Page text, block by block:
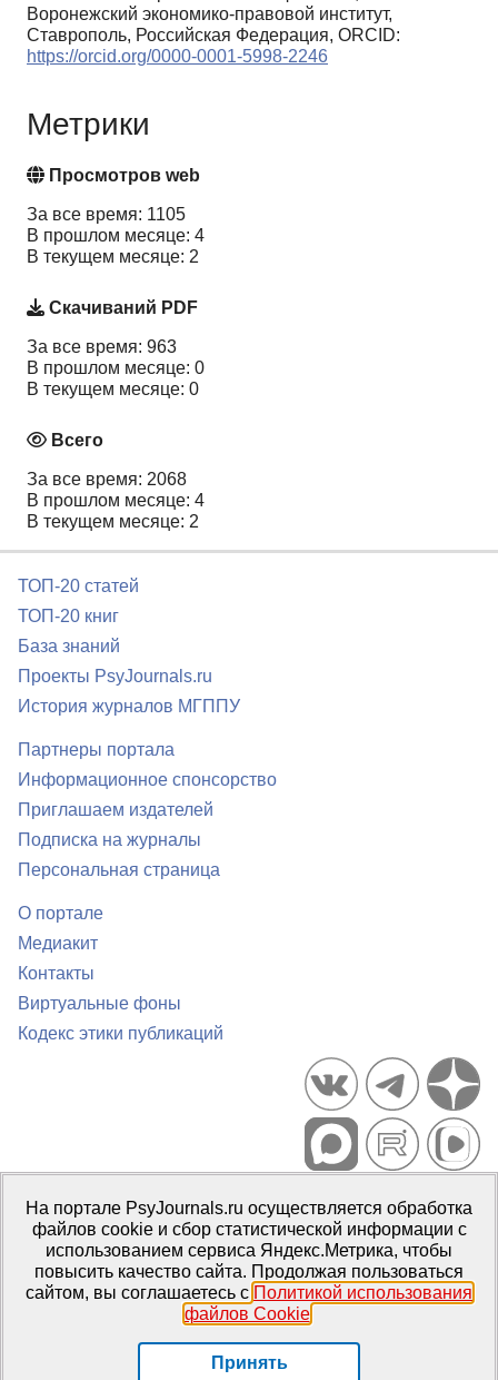
Воронежский экономико-правовой институт,
Ставрополь, Российская Федерация, ORCID:
https://orcid.org/0000-0001-5998-2246
Метрики
Просмотров web
За все время: 1105
В прошлом месяце: 4
В текущем месяце: 2
Скачиваний PDF
За все время: 963
В прошлом месяце: 0
В текущем месяце: 0
Всего
За все время: 2068
В прошлом месяце: 4
В текущем месяце: 2
ТОП-20 статей
ТОП-20 книг
База знаний
Проекты PsyJournals.ru
История журналов МГППУ
Партнеры портала
Информационное спонсорство
Приглашаем издателей
Подписка на журналы
Персональная страница
О портале
Медиакит
Контакты
Виртуальные фоны
Кодекс этики публикаций
Портал психологических изданий PsyJournals.ru, 2007–2026
Правила использования материалов
Свидетельство регистрации СМИЭл № ФС77-66447 от 14 июля
2016 г.
Издатель: ФГБОУ ВО МГППУ
На портале PsyJournals.ru осуществляется обработка
файлов cookie и сбор статистической информации с
использованием сервиса Яндекс.Метрика, чтобы
повысить качество сайта. Продолжая пользоваться
сайтом, вы соглашаетесь с Политикой использования
файлов Cookie.
Принять